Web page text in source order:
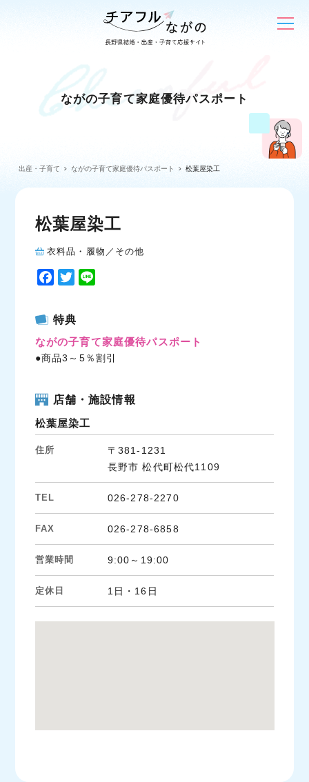
ながの子育て家庭優待パスポート
出産・子育て ながの子育て家庭優待パスポート 松葉屋染工
松葉屋染工
衣料品・履物／その他
F
e
b
o
k
T
t
t
e
特典
ながの子育て家庭優待パスポート
●商品3～5％割引
店舗・施設情報
松葉屋染工
住所
〒381-1231
長野市 松代町松代1109
TEL 026-278-2270
FAX 026-278-6858
営業時間 9:00～19:00
定休日 1日・16日